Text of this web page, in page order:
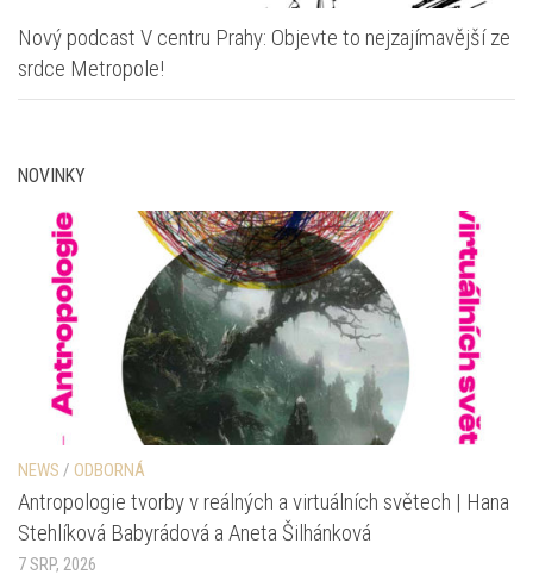
Nový podcast V centru Prahy: Objevte to nejzajímavější ze
srdce Metropole!
NOVINKY
NEWS / ODBORNÁ
Antropologie tvorby v reálných a virtuálních světech | Hana
Stehlíková Babyrádová a Aneta Šilhánková
7 SRP, 2026